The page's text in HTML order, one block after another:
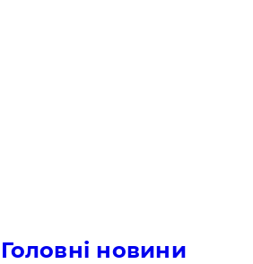
Головні новини